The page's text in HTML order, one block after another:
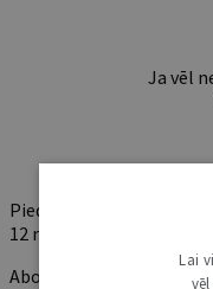
Ja vēl
Piedāvājam trīs
12 mēnešiem).
Abonentu ieguvumi:
Lai